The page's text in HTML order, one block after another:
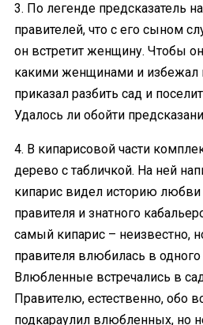
3. По легенде предсказатель
правителей, что с его сыном
он встретит женщину. Чтобы
какими женщинами и избежал
приказал разбить сад и
Удалось ли обойти
4. В кипарисовой части
дерево с табличкой. На ней
кипарис видел историю
правителя и знатного
самый кипарис – неизвестно,
правителя влюбилась в
Влюбленные встречались в
Правителю, естественно, обо
подкараулил влюбленных, но